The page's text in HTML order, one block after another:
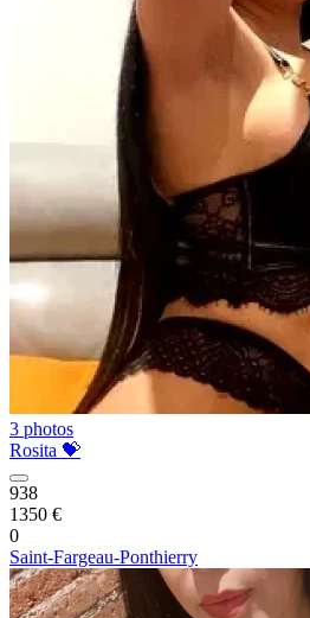
3 photos
Rosita 💝
938
1350 €
0
Saint-Fargeau-Ponthierry